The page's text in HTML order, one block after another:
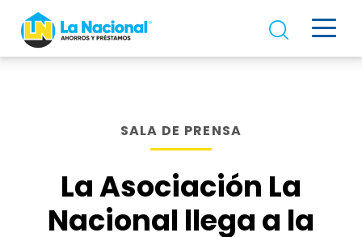
SALA DE PRENSA
La Asociación La
Nacional llega a la